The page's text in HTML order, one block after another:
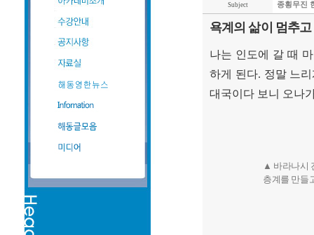
Subject 종횡무진
욕계의 삶이 멈추
나는 인도에 갈 때
하게 된다. 정말 느
대국이다 보니 오나
▲ 바라나시
층계를 만들